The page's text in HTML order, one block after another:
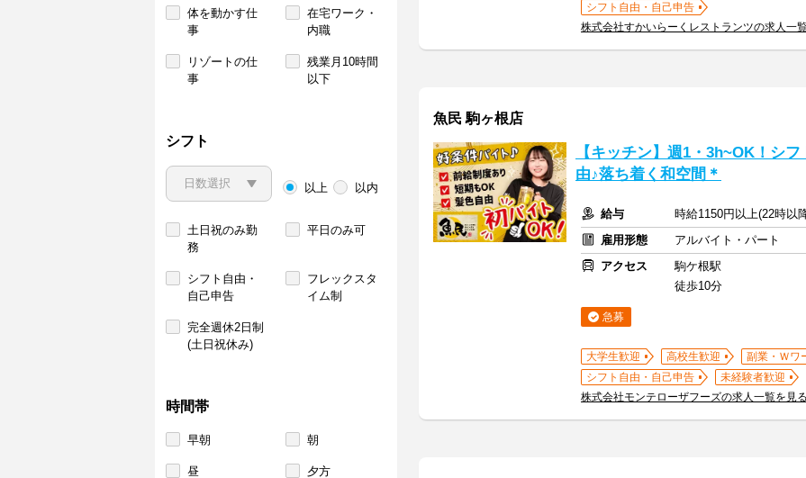
体を動かす仕
事
在宅ワーク・
内職
リゾートの仕
事
残業月10時間
以下
シフト
以上 以内
土日祝のみ勤
務
平日のみ可
シフト自由・
自己申告
フレックスタ
イム制
完全週休2日制
(土日祝休み)
時間帯
早朝 朝
昼 夕方
シフト自由・自己申告
株式会社すかいらーくレストランツの求人一
魚民 駒ヶ根店
【キッチン】週1・3h~OK！シ
由♪落ち着く和空間＊
給与
時給1150円以上(22時以
雇用形態
アルバイト・パート
アクセス
駒ケ根駅
徒歩10分
急募
大学生歓迎 高校生歓迎
副業・Ｗワ
シフト自由・自己申告
未経験者歓迎
株式会社モンテローザフーズの求人一覧を見る